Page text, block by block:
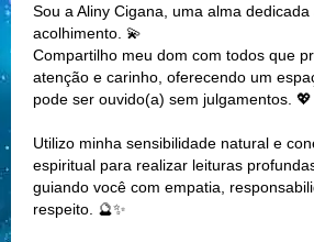
Sou a Aliny Cigana, uma alma
acolhimento. 💫
Compartilho meu dom com todos que
atenção e carinho, oferecendo um
pode ser ouvido(a) sem julgamentos. 💖
Utilizo minha sensibilidade natural e
espiritual para realizar leituras
guiando você com empatia,
respeito. 🔮✨